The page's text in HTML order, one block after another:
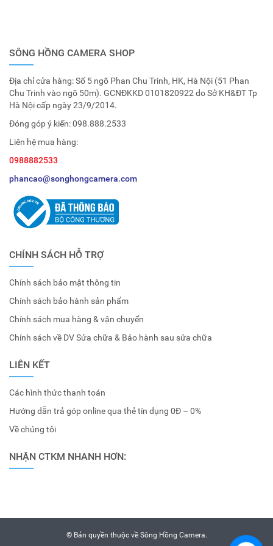
SÔNG HỒNG CAMERA SHOP
Địa chỉ cửa hàng: Số 5 ngõ Phan Chu Trinh, HK, Hà Nội (51 Phan
Chu Trinh vào ngõ 50m). GCNĐKKD 0101820922 do Sở KH&ĐT Tp
Hà Nội cấp ngày 23/9/2014.
Đóng góp ý kiến:098.888.2533
Liên hệ mua hàng:
0988882533
phancao@songhongcamera.com
CHÍNH SÁCH HỖ TRỢ
Chính sách bảo mật thông tin
Chính sách bảo hành sản phẩm
Chính sách mua hàng & vận chuyển
Chính sách về DV Sửa chữa & Bảo hành sau sửa chữa
LIÊN KẾT
Các hình thức thanh toán
Hướng dẫn trả góp online qua thẻ tín dụng 0Đ – 0%
Về chúng tôi
NHẬN CTKM NHANH HƠN:
© Bản quyền thuộc về Sông Hồng Camera.